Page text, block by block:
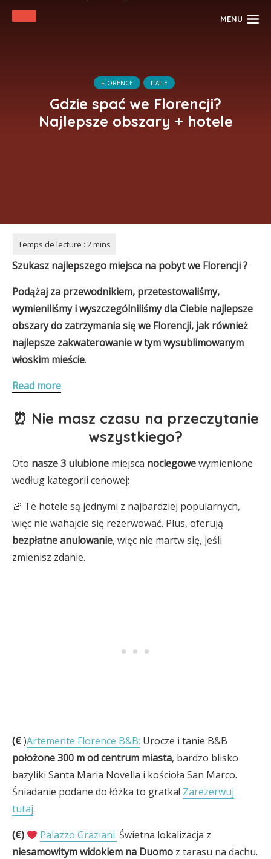
MENU
FLORENCE ITALIE
Gdzie spać we Florencji?
Najlepsze obszary + hotele
Szukasz najlepszego miejsca na pobyt we Florencji?
Podążaj za przewodnikiem, przetestowaliśmy,
wymieniliśmy i wyszczególniliśmy dla Ciebie najlepsze
obszary do zatrzymania się we Florencji, jak również
najlepsze zakwaterowanie w tym wysublimowanym
włoskim mieście.
Read more
⏰ Nie masz czasu na przeczytanie
wszystkiego?
Oto nasze 3 ulubione miejsca noclegowewymienione
według kategorii cenowej:
🚨 Te hotele są jednymi z najbardziej popularnych,
więc nie wahajcie się rezerwować. Plus, oferują
bezpłatne anulowanie, więc nie martw się, jeśli
zmienisz zdanie.
(€)Artemente Florence B&B: Urocze i tanie B&B
położone 300 m od centrum miasta, bardzo blisko
bazyliki Santa Maria Novella i kościoła San Marco.
Śniadanie podane do łóżka to gratka! Zarezerwuj
tutaj.
(€)
Palazzo Graziani: Świetna lokalizacja z
niesamowitym widokiem na Duomo z tarasu na dachu.